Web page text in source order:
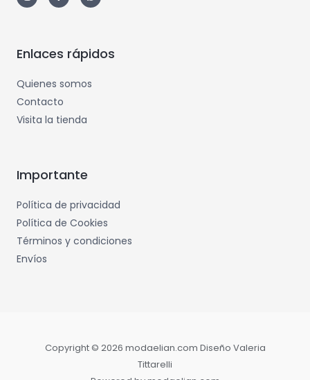
Enlaces rápidos
Quienes somos
Contacto
Visita la tienda
Importante
Política de privacidad
Política de Cookies
Términos y condiciones
Envíos
Copyright © 2026 modaelian.com Diseño Valeria
Tittarelli